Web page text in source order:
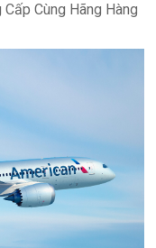
Cùng Hãng Hàng